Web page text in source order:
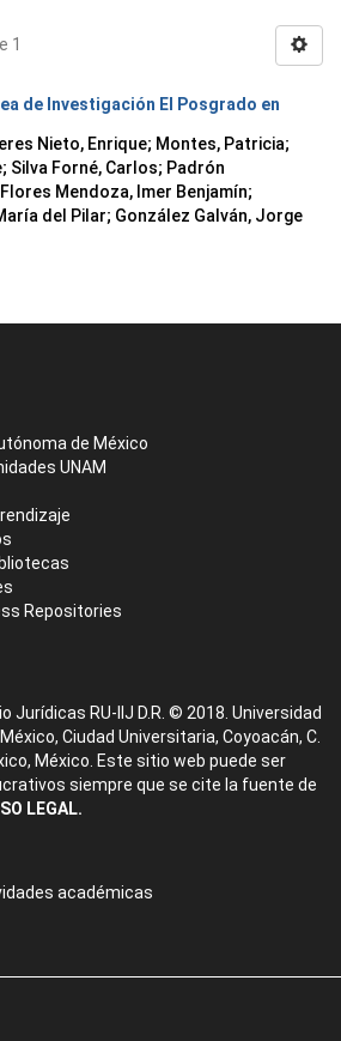
1
de Investigación El Posgrado en
Nieto, Enrique; Montes, Patricia;
; Silva Forné, Carlos; Padrón
Flores Mendoza, Imer Benjamín;
del Pilar; González Galván, Jorge
de México
UNAM
Repositories
Jurídicas RU-IIJ D.R. © 2018. Universidad
Ciudad Universitaria, Coyoacán, C.
México. Este sitio web puede ser
siempre que se cite la fuente de
LEGAL.
académicas